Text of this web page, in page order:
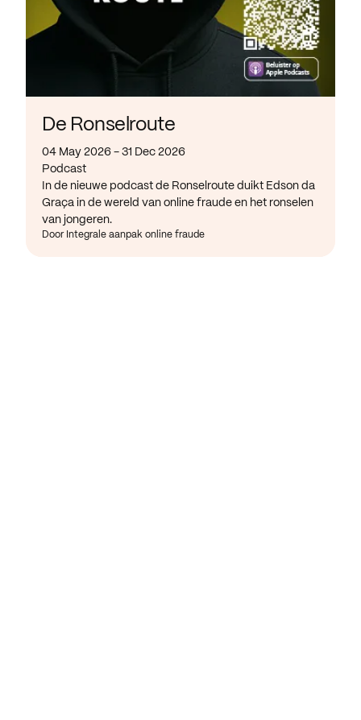
De Ronselroute
04 May 2026 - 31 Dec 2026
Podcast
In de nieuwe podcast de Ronselroute duikt Edson da
Graça in de wereld van online fraude en het ronselen
van jongeren.
Door Integrale aanpak online fraude